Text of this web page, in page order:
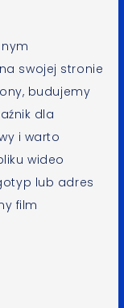
swojej stronie
budujemy
dla
i warto
wideo
lub adres
film